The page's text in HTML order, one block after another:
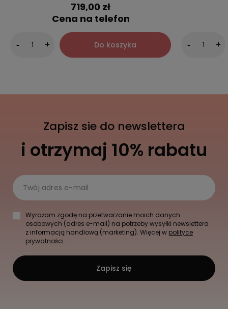
719,00 zł
Cena na telefon
- + Do koszyka - +
Zapisz sie do newslettera
i otrzymaj 10% rabatu
Twój adres e-mail
Wyrażam zgodę na przetwarzanie moich danych
osobowych (adres e-mail) na potrzeby wysyłki newslettera
z informacją handlową (marketing). Więcej w polityce
prywatności.
Zapisz się